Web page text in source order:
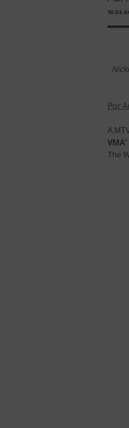
16 DE
Por
A
The